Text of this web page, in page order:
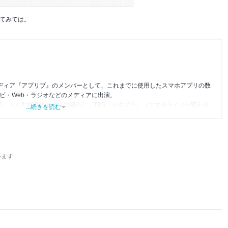
みては。
ア『アプリブ』のメンバーとして、これまでに使用したスマホアプリの数
Web・ラジオなどのメディアに出演。
（人生効率化アプリの紹介）、TBS『サタプラ』（スマホライフが変わる神
...続きを読む
す